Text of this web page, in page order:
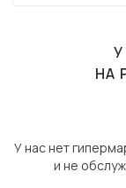
НА
У нас нет
и не